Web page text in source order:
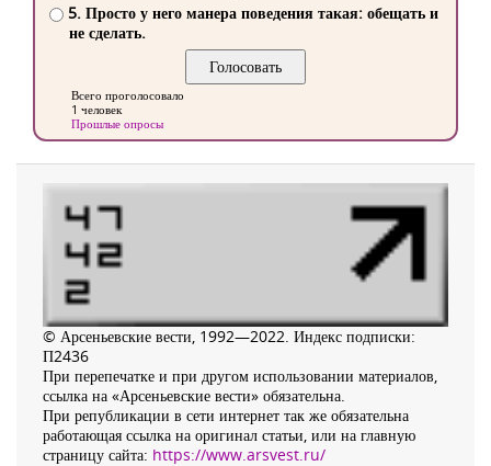
5. Просто у него манера поведения такая: обещать и
не сделать.
Всего проголосовало
1 человек
Прошлые опросы
© Арсеньевские вести, 1992—2022. Индекс подписки:
П2436
При перепечатке и при другом использовании материалов,
ссылка на «Арсеньевские вести» обязательна.
При републикации в сети интернет так же обязательна
работающая ссылка на оригинал статьи, или на главную
страницу сайта: https://www.arsvest.ru/